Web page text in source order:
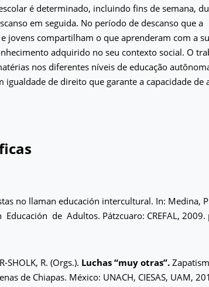
é determinado, incluindo fins de semana,
em seguida. No período de descanso que a
jovens compartilham o que aprenderam com a
adquirido no seu contexto social. O
nos diferentes níveis de educação
igualdade de direito que garante a capacidade de
no llaman educación intercultural. In: Medina,
de Adultos. Pátzcuaro: CREFAL, 2009.
SHOLK, R. (Orgs.). Luchas “muy otras”.
de Chiapas. México: UNACH, CIESAS, UAM,